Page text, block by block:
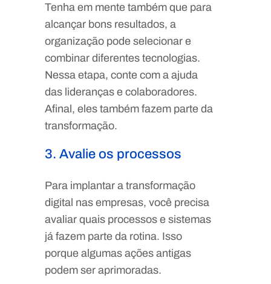
Tenha em mente também que para
alcançar bons resultados, a
organização pode selecionar e
combinar diferentes tecnologias.
Nessa etapa, conte com a ajuda
das lideranças e colaboradores.
Afinal, eles também fazem parte da
transformação.
3. Avalie os processos
Para implantar a transformação
digital nas empresas, você precisa
avaliar quais processos e sistemas
já fazem parte da rotina. Isso
porque algumas ações antigas
podem ser aprimoradas.